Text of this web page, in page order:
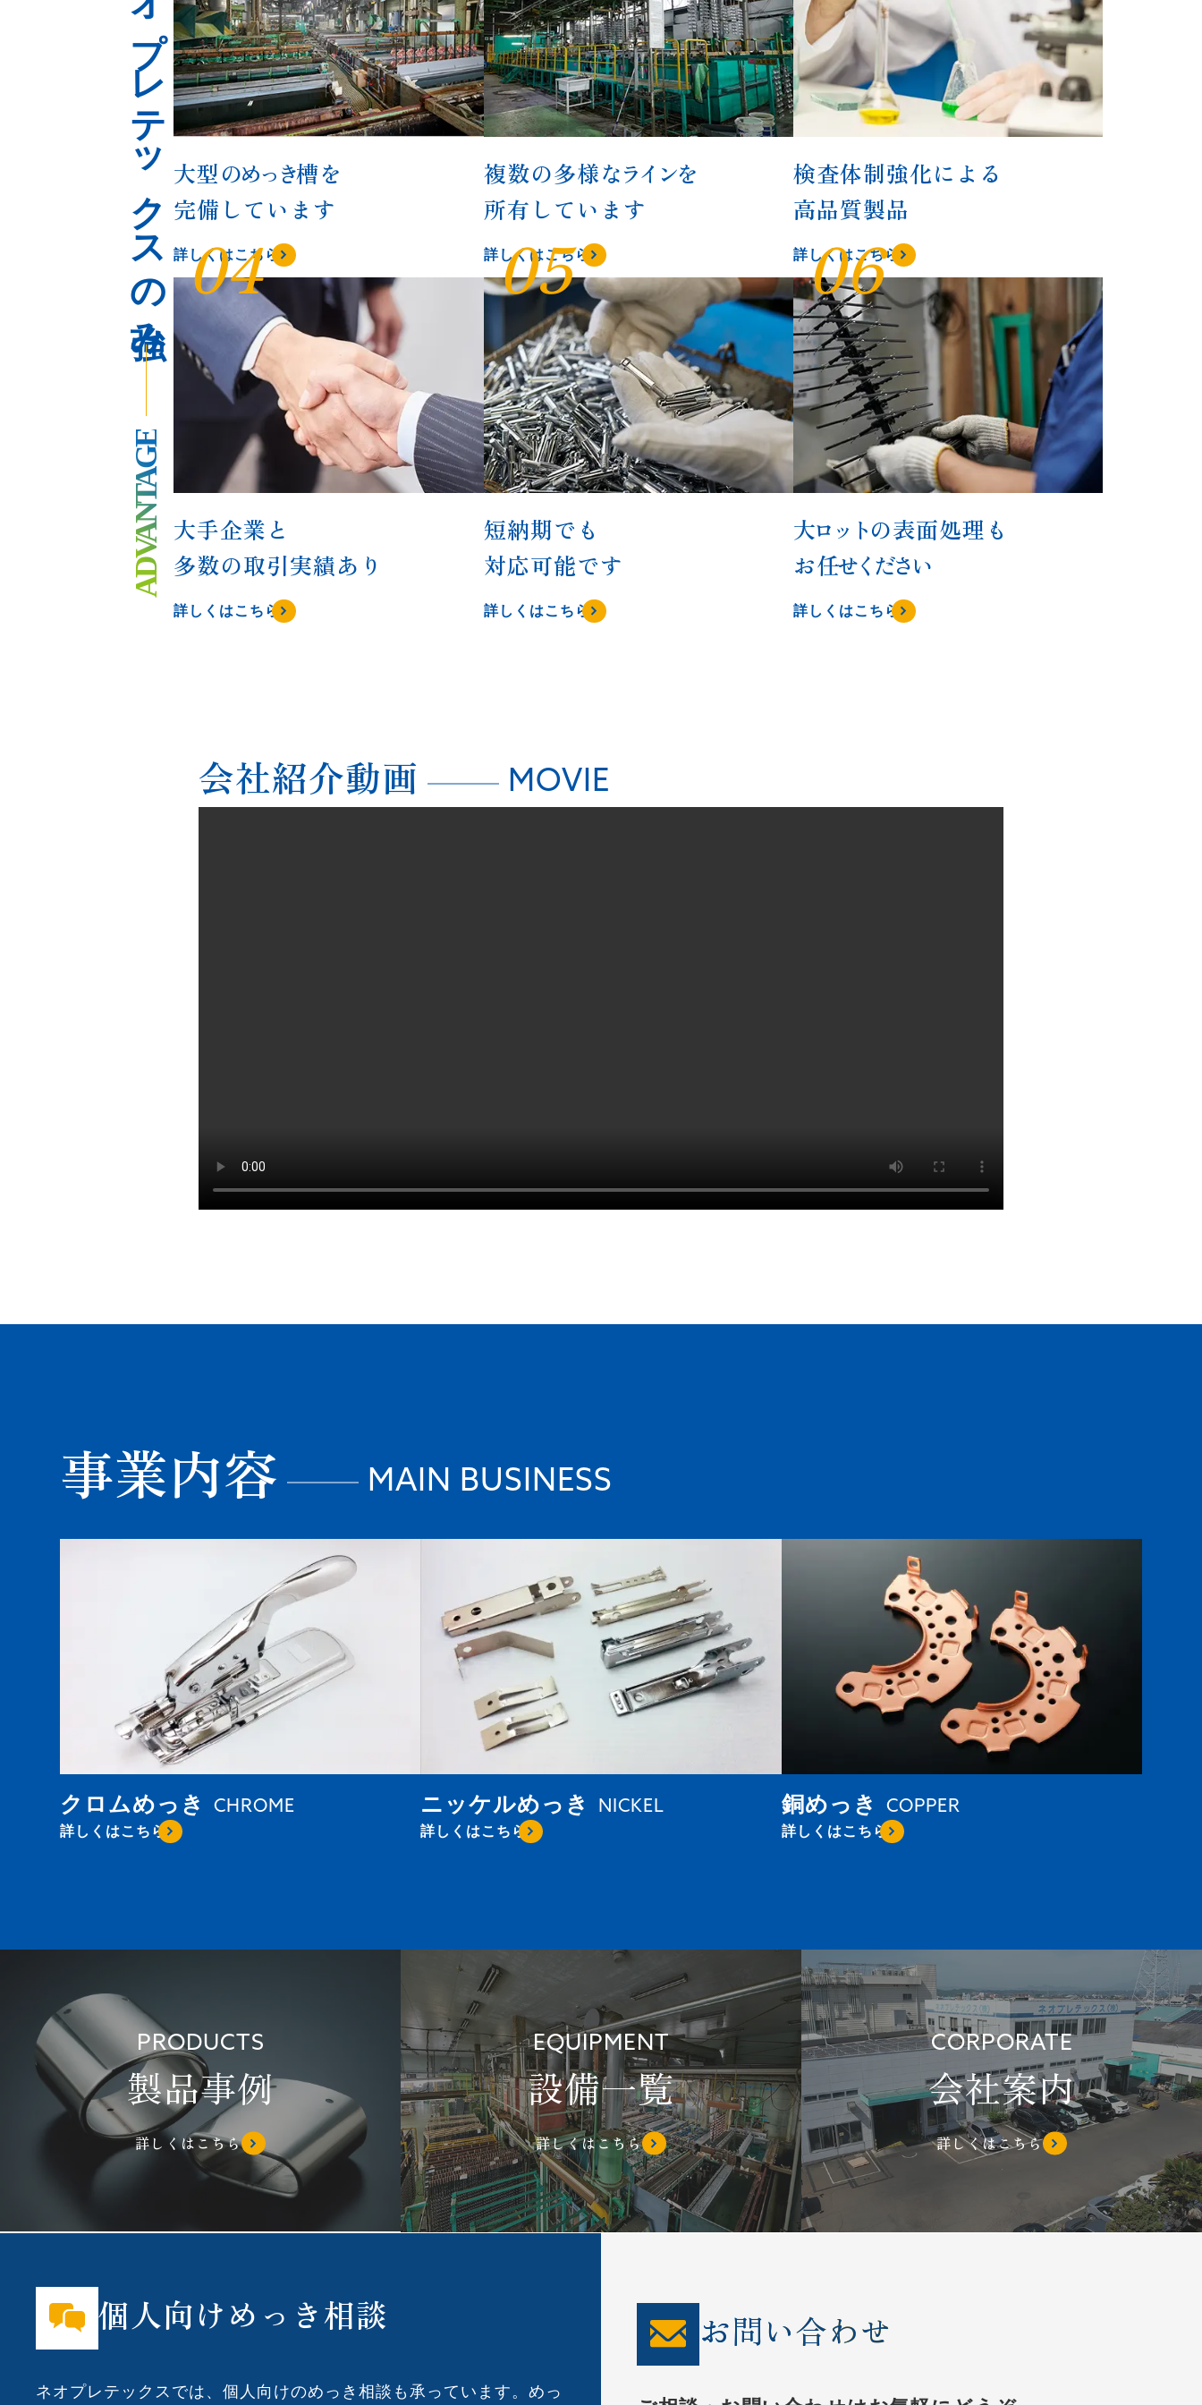
ネオプレテックスの強み
ADVANTAGE
大型のめっき槽を
完備しています
詳しくはこちら
複数の多様なラインを
所有しています
詳しくはこちら
検査体制強化による
高品質製品
詳しくはこちら
04
大手企業と
多数の取引実績あり
詳しくはこちら
05
短納期でも
対応可能です
詳しくはこちら
06
大ロットの表面処理も
お任せください
詳しくはこちら
会社紹介動画 MOVIE
事業内容 MAIN BUSINESS
クロムめっき CHROME
詳しくはこちら
ニッケルめっき NICKEL
詳しくはこちら
銅めっき COPPER
詳しくはこちら
PRODUCTS
製品事例
詳しくはこちら
EQUIPMENT
設備一覧
詳しくはこちら
CORPORATE
会社案内
詳しくはこちら
個人向けめっき相談
ネオプレテックスでは、個人向けのめっき相談も承っています。めっ
お問い合わせ